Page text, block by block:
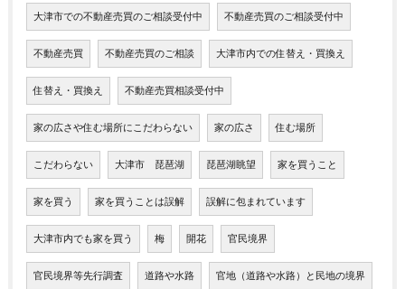
大津市での不動産売買のご相談受付中 不動産売買のご相談受付中
不動産売買 不動産売買のご相談 大津市内での住替え・買換え
住替え・買換え 不動産売買相談受付中
家の広さや住む場所にこだわらない 家の広さ 住む場所
こだわらない 大津市 琵琶湖 琵琶湖眺望 家を買うこと
家を買う 家を買うことは誤解 誤解に包まれています
大津市内でも家を買う 梅 開花 官民境界
官民境界等先行調査 道路や水路 官地（道路や水路）と民地の境界